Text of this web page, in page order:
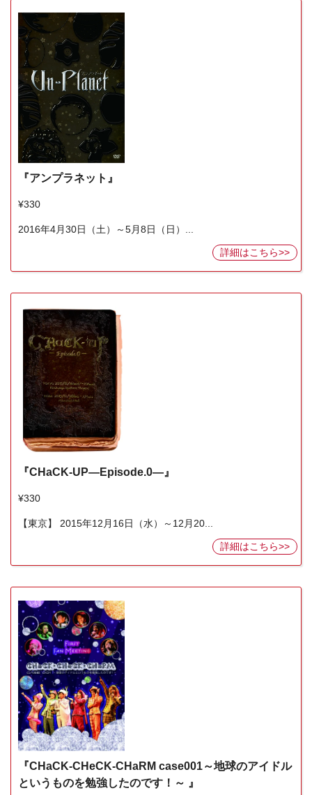
『アンプラネット』
¥330
2016年4月30日（土）～5月8日（日）...
詳細はこちら>>
『CHaCK-UP―Episode.0―』
¥330
【東京】 2015年12月16日（水）～12月20...
詳細はこちら>>
『CHaCK-CHeCK-CHaRM case001～地球のアイドル
というものを勉強したのです！～ 』